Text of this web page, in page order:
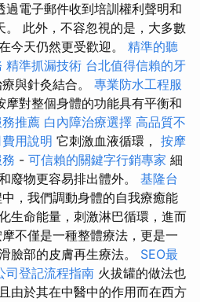
過電子郵件收到培訓權利聲明和
。 此外，不容忽視的是，大多數
今天仍然更受歡迎。 精準的聽
精準抓漏技術 台北值得信賴的牙
與針灸結合。 專業防水工程服
摩對整個身體的功能具有平衡和
推薦 白內障治療選擇 高品質不
用說明 它刺激血液循環， 按摩
- 可信賴的關鍵字行銷專家 細
廢物更容易排出體外。 基隆台
，我們調動身體的自我療癒能
生命能量，刺激淋巴循環，進而
不僅是一種整體療法，更是一
臉部的皮膚再生療法。 SEO最
司登記流程指南 火拔罐的做法也
由於其在中醫中的作用而在西方